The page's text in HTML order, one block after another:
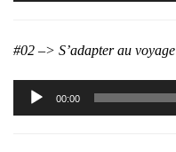
#02 –> S’adapter au voyage
Lecteur
audio
00:00